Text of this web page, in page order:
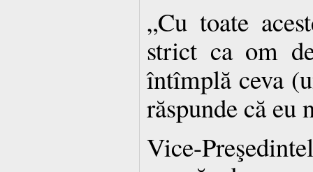
„Cu toate
strict ca om
întîmplă ceva
răspunde că eu
Vice-